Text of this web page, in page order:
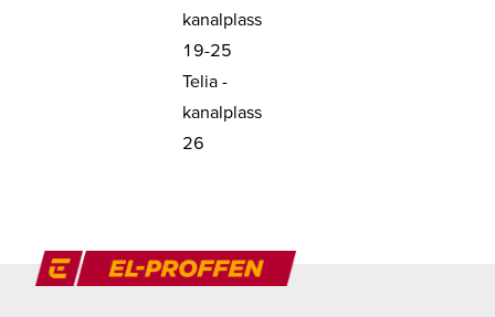
kanalplass
19-25
Telia -
kanalplass
26